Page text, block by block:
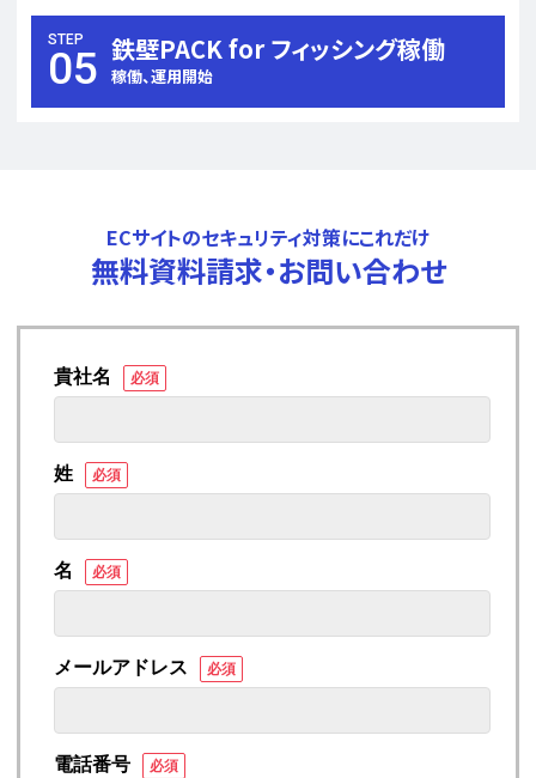
STEP
05 鉄壁PACK for フィッシング稼働
稼働、運用開始
ECサイトのセキュリティ対策にこれだけ
無料資料請求・お問い合わせ